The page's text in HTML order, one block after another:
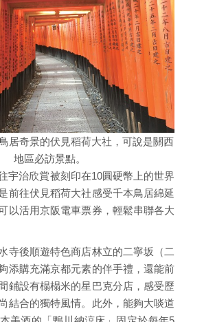
居奇景的伏見稻荷大社，可說是關西
地區必訪景點。
宇治欣賞被刻印在10圓硬幣上的世界
前往伏見稻荷大社感受千本鳥居綿延
以活用京阪電車票券，輕鬆串聯各大
寺後順遊特色商店林立的二寧坂（二
添購充滿京都元素的伴手禮，還能前
鋪設有榻榻米的星巴克分店，感受歷
結合的獨特風情。此外，能夠大啖道